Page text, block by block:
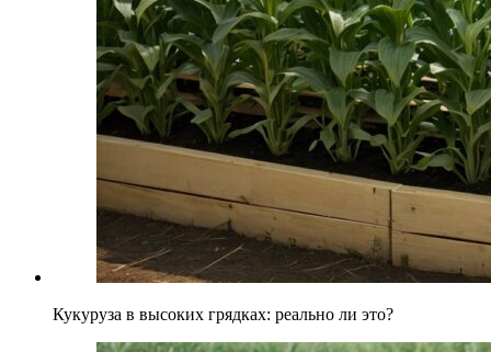
Кукуруза в высоких грядках: реально ли это?